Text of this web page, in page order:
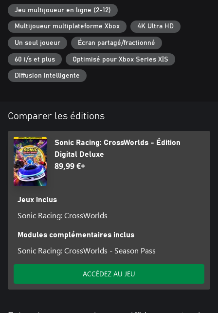
Truck !
De nombreuses façons de jouer
Joue entre amis avec écran partagé au mode Grand Prix ou au
nouveau mode par équipe Aire de compétition. Tu peux aussi
décider d'affronter en ligne jusqu'à 12 joueurs de la communauté
situés aux quatre coins du monde dans le Match mondial ou de
tester tes talents de pilote dans le Contre la montre.
Jeu multijoueur en ligne (2-12)
Multijoueur multiplateforme Xbox 4K Ultra HD
Un seul joueur Écran partagé/fractionné
60 i/s et plus Optimisé pour Xbox Series X|S
Diffusion intelligente
Comparer les éditions
Sonic Racing: CrossWorlds - Édition
Digital Deluxe
89,99 €+
Jeux inclus
Sonic Racing: CrossWorlds
Modules complémentaires inclus
Sonic Racing: CrossWorlds - Season Pass
ACCÉDEZ AU JEU